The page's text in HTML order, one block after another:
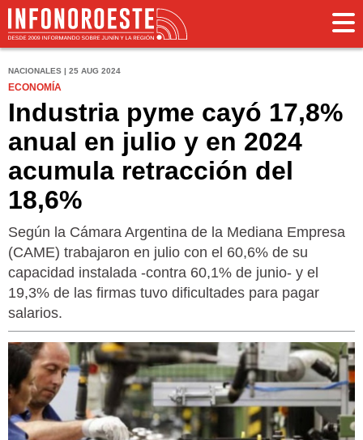
NACIONALES | 25 AUG 2024
ECONOMÍA
Industria pyme cayó 17,8%
anual en julio y en 2024
acumula retracción del
18,6%
Según la Cámara Argentina de la Mediana Empresa
(CAME) trabajaron en julio con el 60,6% de su
capacidad instalada -contra 60,1% de junio- y el
19,3% de las firmas tuvo dificultades para pagar
salarios.